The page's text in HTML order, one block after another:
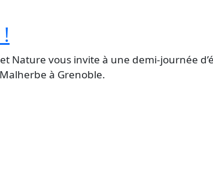
Nature vous invite à une demi-journée
à Grenoble.